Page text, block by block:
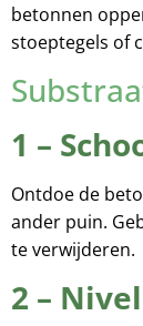
betonnen
stoeptegels of
1 –
Ontdoe de
ander puin.
te verwijderen.
2 –